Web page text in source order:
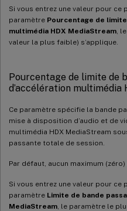
Si vous entrez une valeur pour
paramètre Pourcentage de
multimédia HDX MediaStream ,
valeur la plus faible) s’applique.
Pourcentage de limite de
d’accélération multimédia
Ce paramètre spécifie la bande
mise à disposition d’audio et de
multimédia HDX MediaStream
passante totale de session.
Par défaut, aucun maximum (zéro)
Si vous entrez une valeur pour
paramètre Limite de bande
MediaStream , le paramètre le